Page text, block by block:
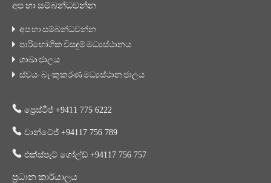
අප හා සම්බන්ධවන්න
අප හා සම්බන්ධවන්න
පාරිභෝගික විසඳුම් මධ්‍යස්ථානය
ශාඛා ජාලය
ස්වයං බැංකුකරණ මධ්‍යස්ථාන ජාලය
ප්‍රෙස්ටීජ් +9411 775 6222
වාන්ටේජ් +94117 756 789
එක්ස්පැට් ගෝල්ඩ් +94117 756 757
ප්‍රධාන කාර්යාලය